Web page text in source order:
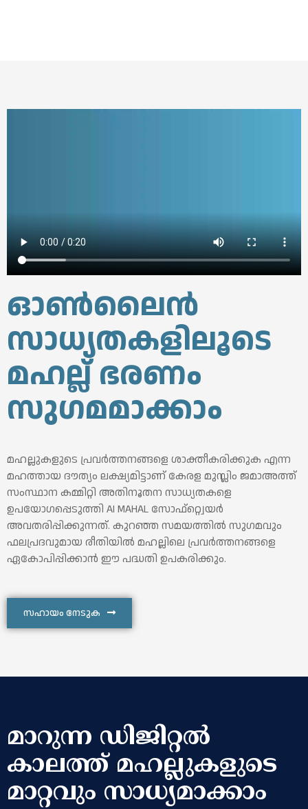
ഓൺലൈൻ
സാധ്യതകളിലൂടെ
മഹല്ല് ഭരണം
സുഗമമാക്കാം
മഹല്ലുകളുടെ പ്രവർത്തനങ്ങളെ ശാക്തീകരിക്കുക എന്ന
മഹത്തായ ദൗത്യം ലക്ഷ്യമിട്ടാണ് കേരള മുസ്ലിം ജമാഅത്ത്
സംസ്ഥാന കമ്മിറ്റി അതിനൂതന സാധ്യതകളെ
ഉപയോഗപ്പെടുത്തി AI MAHAL സോഫ്റ്റ്വെയർ
അവതരിപ്പിക്കുന്നത്. കുറഞ്ഞ സമയത്തിൽ സുഗമവും
ഫലപ്രദവുമായ രീതിയിൽ മഹല്ലിലെ പ്രവർത്തനങ്ങളെ
ഏകോപിപ്പിക്കാൻ ഈ പദ്ധതി ഉപകരിക്കും.
സഹായം നേടുക
മാറുന്ന ഡിജിറ്റൽ
കാലത്ത് മഹല്ലുകളുടെ
മാറ്റവും സാധ്യമാക്കാം